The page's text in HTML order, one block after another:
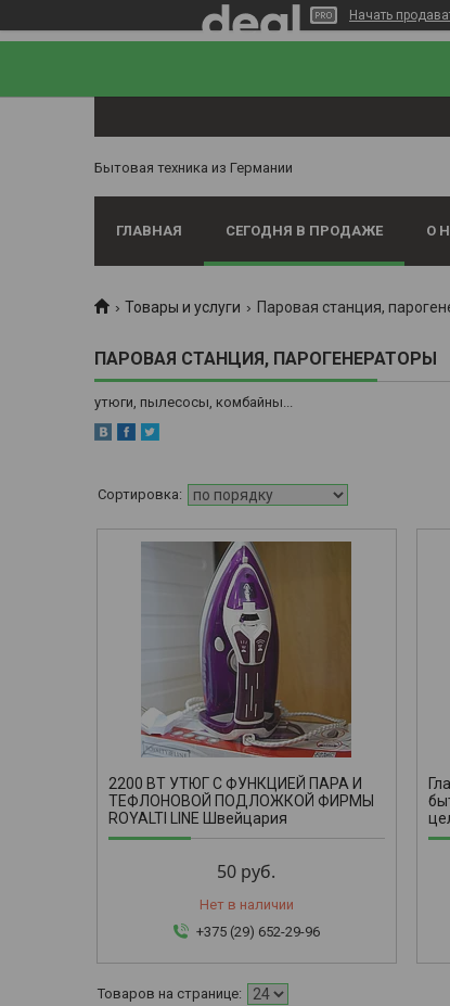
Начать
Бытовая техника из Германии
ГЛАВНАЯ СЕГОДНЯ В ПРОДАЖЕ О
Товары и услуги Паровая станция,
ПАРОВАЯ СТАНЦИЯ, ПАРОГЕНЕРАТОРЫ
утюги, пылесосы, комбайны...
2200 ВТ УТЮГ С ФУНКЦИЕЙ ПАРА И
ТЕФЛОНОВОЙ ПОДЛОЖКОЙ ФИРМЫ
ROYALTI LINE Швейцария
50 руб.
Нет в наличии
+375 (29) 652-29-96